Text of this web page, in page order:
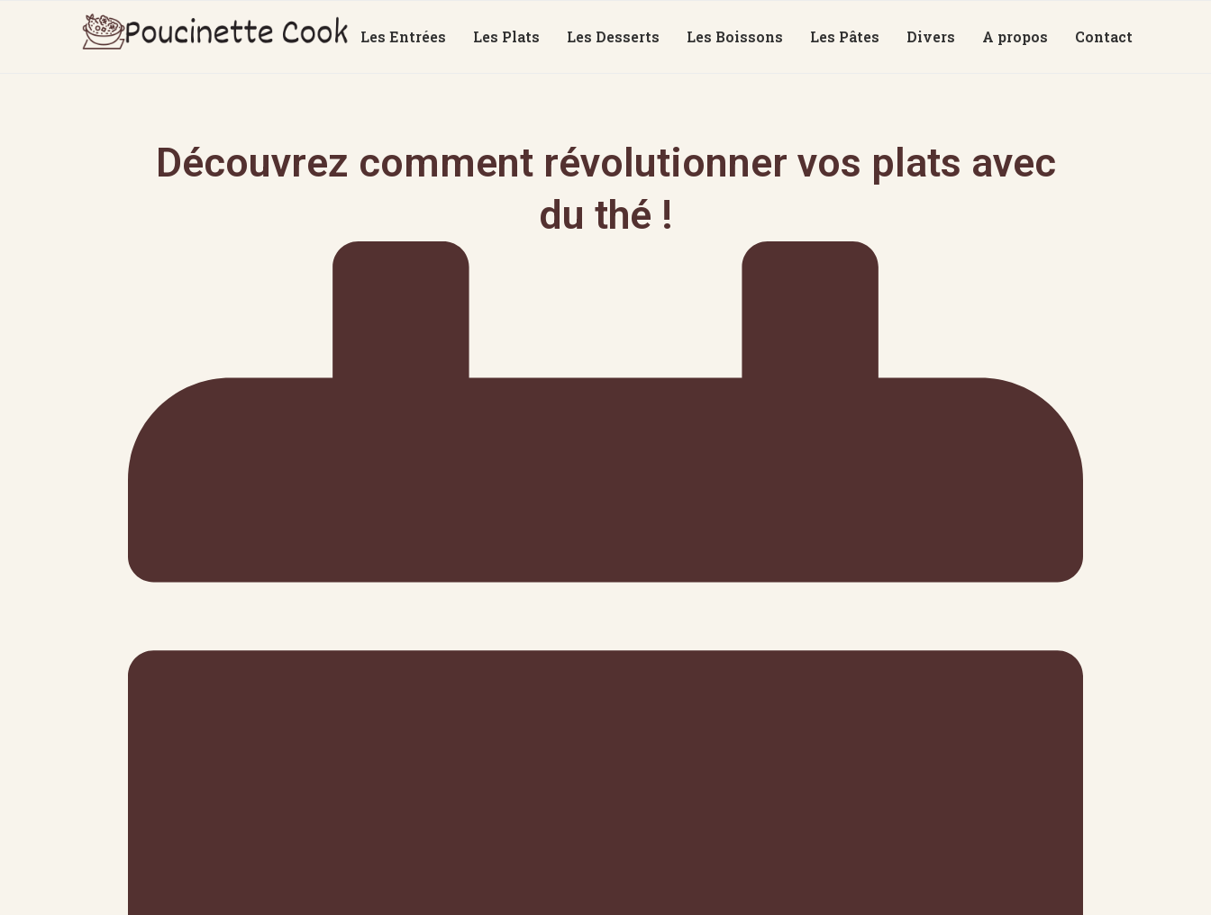
Les Entrées Les Plats Les Desserts Les Boissons Les Pâtes Divers A propos Contact
Découvrez comment révolutionner vos plats avec
du thé !